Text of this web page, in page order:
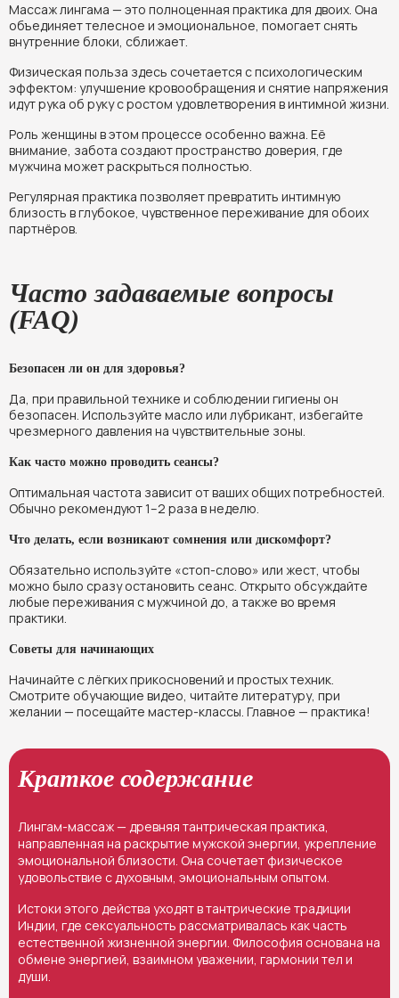
Массаж лингама — это полноценная практика для двоих. Она
объединяет телесное и эмоциональное, помогает снять
внутренние блоки, сближает.
Физическая польза здесь сочетается с психологическим
эффектом: улучшение кровообращения и снятие напряжения
идут рука об руку с ростом удовлетворения в интимной жизни.
Роль женщины в этом процессе особенно важна. Её
внимание, забота создают пространство доверия, где
мужчина может раскрыться полностью.
Регулярная практика позволяет превратить интимную
близость в глубокое, чувственное переживание для обоих
партнёров.
Часто задаваемые вопросы
(FAQ)
Безопасен ли он для здоровья?
Да, при правильной технике и соблюдении гигиены он
безопасен. Используйте масло или лубрикант, избегайте
чрезмерного давления на чувствительные зоны.
Как часто можно проводить сеансы?
Оптимальная частота зависит от ваших общих потребностей.
Обычно рекомендуют 1–2 раза в неделю.
Что делать, если возникают сомнения или дискомфорт?
Обязательно используйте «стоп-слово» или жест, чтобы
можно было сразу остановить сеанс. Открыто обсуждайте
любые переживания с мужчиной до, а также во время
практики.
Советы для начинающих
Начинайте с лёгких прикосновений и простых техник.
Смотрите обучающие видео, читайте литературу, при
желании — посещайте мастер-классы. Главное — практика!
Краткое содержание
Лингам-массаж — древняя тантрическая практика,
направленная на раскрытие мужской энергии, укрепление
эмоциональной близости. Она сочетает физическое
удовольствие с духовным, эмоциональным опытом.
Истоки этого действа уходят в тантрические традиции
Индии, где сексуальность рассматривалась как часть
естественной жизненной энергии. Философия основана на
обмене энергией, взаимном уважении, гармонии тел и
души.